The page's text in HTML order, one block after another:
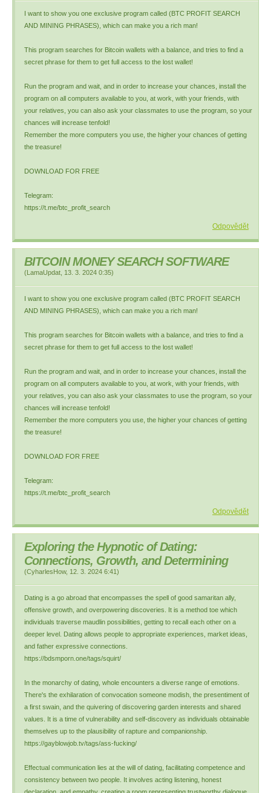
I want to show you one exclusive program called (BTC PROFIT SEARCH
AND MINING PHRASES), which can make you a rich man!
This program searches for Bitcoin wallets with a balance, and tries to find a
secret phrase for them to get full access to the lost wallet!
Run the program and wait, and in order to increase your chances, install the
program on all computers available to you, at work, with your friends, with
your relatives, you can also ask your classmates to use the program, so your
chances will increase tenfold!
Remember the more computers you use, the higher your chances of getting
the treasure!
DOWNLOAD FOR FREE
Telegram:
https://t.me/btc_profit_search
Odpovědět
BITCOIN MONEY SEARCH SOFTWARE
(LamaUpdat 13. 3. 2024 0:35)
I want to show you one exclusive program called (BTC PROFIT SEARCH
AND MINING PHRASES), which can make you a rich man!
This program searches for Bitcoin wallets with a balance, and tries to find a
secret phrase for them to get full access to the lost wallet!
Run the program and wait, and in order to increase your chances, install the
program on all computers available to you, at work, with your friends, with
your relatives, you can also ask your classmates to use the program, so your
chances will increase tenfold!
Remember the more computers you use, the higher your chances of getting
the treasure!
DOWNLOAD FOR FREE
Telegram:
https://t.me/btc_profit_search
Odpovědět
Exploring the Hypnotic of Dating:
Connections, Growth, and Determining
(CyharlesHow, 12. 3. 2024 6:41)
Dating is a go abroad that encompasses the spell of good samaritan ally,
offensive growth, and overpowering discoveries. It is a method toe which
individuals traverse maudlin possibilities, getting to recall each other on a
deeper level. Dating allows people to appropriate experiences, market ideas,
and father expressive connections.
https://bdsmporn.one/tags/squirt/
In the monarchy of dating, whole encounters a diverse range of emotions.
There's the exhilaration of convocation someone modish, the presentiment of
a first swain, and the quivering of discovering garden interests and shared
values. It is a time of vulnerability and self-discovery as individuals obtainable
themselves up to the plausibility of rapture and companionship.
https://gayblowjob.tv/tags/ass-fucking/
Effectual communication lies at the will of dating, facilitating competence and
consistency between two people. It involves acting listening, honest